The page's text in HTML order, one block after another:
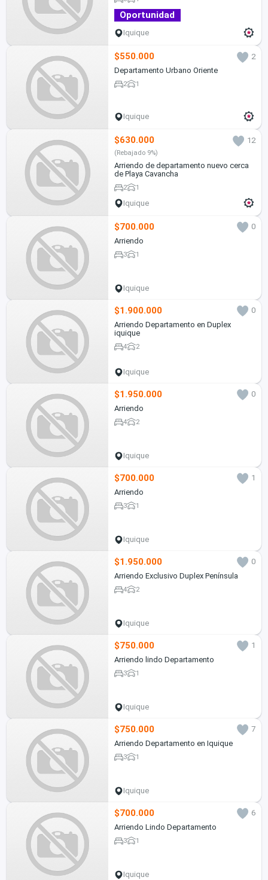
Oportunidad
Iquique
$550.000
2
Departamento Urbano Oriente
2 1
Iquique
$630.000 12
(Rebajado 9%)
Arriendo de departamento nuevo cerca
de Playa Cavancha
2 1
Iquique
$700.000
0
Arriendo
3 1
Iquique
$1.900.000
0
Arriendo Departamento en Duplex
iquique
4 2
Iquique
$1.950.000
0
Arriendo
4 2
Iquique
$700.000
1
Arriendo
3 1
Iquique
$1.950.000
0
Arriendo Exclusivo Duplex Península
4 2
Iquique
$750.000
1
Arriendo lindo Departamento
3 1
Iquique
$750.000
7
Arriendo Departamento en Iquique
3 1
Iquique
$700.000
6
Arriendo Lindo Departamento
3 1
Iquique